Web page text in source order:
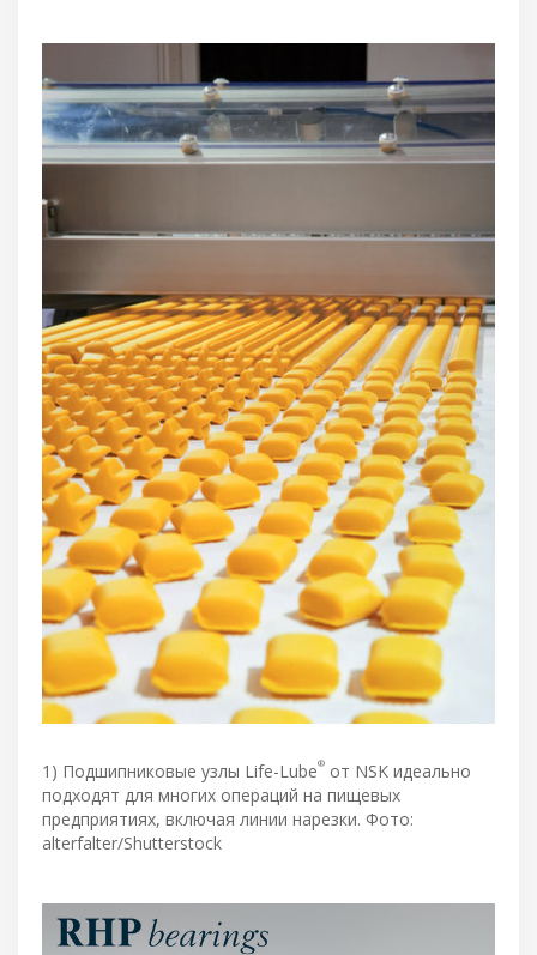
1) Подшипниковые узлы Life-Lube® от NSK идеально
подходят для многих операций на пищевых
предприятиях, включая линии нарезки. Фото:
alterfalter/Shutterstock